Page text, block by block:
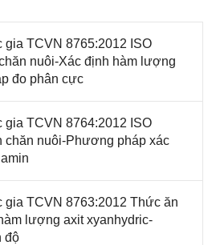
gia TCVN 8765:2012 ISO
nuôi-Xác định hàm lượng
đo phân cực
gia TCVN 8764:2012 ISO
chăn nuôi-Phương pháp xác
gia TCVN 8763:2012 Thức ăn
lượng axit xyanhydric-
độ